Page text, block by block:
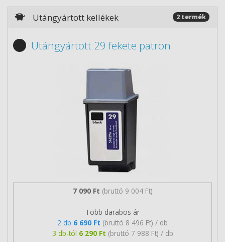
Utángyártott kellékek 2 termék
Utángyártott 29 fekete patron
7 090 Ft (bruttó 9 004 Ft)
Több darabos ár
2 db 6 690 Ft (bruttó 8 496 Ft) / db
3 db-tól 6 290 Ft (bruttó 7 988 Ft) / db